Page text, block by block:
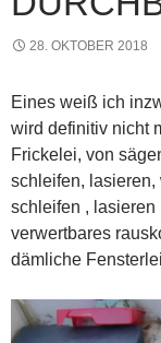
28. OKTOBER 2018
Eines weiß ich
wird definitiv nicht
Frickelei, von
schleifen, lasieren,
schleifen ,
verwertbares
dämliche